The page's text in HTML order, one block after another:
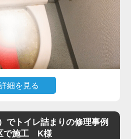
す。
量が少ないため、砂の一部が奥で
や薬剤ではまったく効果が出ない
。
処置では改善が見込めないた
て内部の閉塞箇所に直接アクセス
。
奥を確認すると、大きく膨れた猫
排水管内部も確認したうえで通水
細を見る
みる上昇し、まったく流れなくな
ました。
でトイレ詰まりの修理事例
で施工 K様